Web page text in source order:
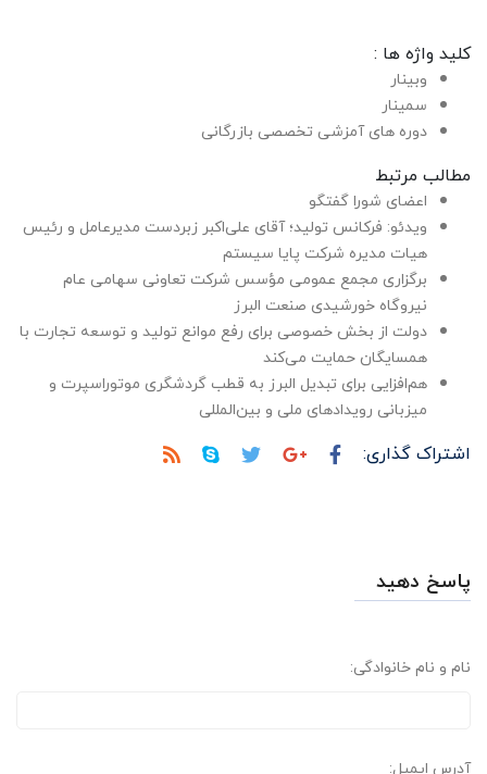
کلید واژه ها :
وبینار
سمینار
دوره های آمزشی تخصصی بازرگانی
مطالب مرتبط
اعضای شورا گفتگو
ویدئو: فرکانس تولید؛ آقای علی‌اکبر زبردست مدیرعامل و رئیس
هیات مدیره شرکت پایا سیستم
برگزاری مجمع عمومی مؤسس شرکت تعاونی سهامی عام
نیروگاه خورشیدی صنعت البرز
دولت از بخش خصوصی برای رفع موانع تولید و توسعه تجارت با
همسایگان حمایت می‌کند
هم‌افزایی برای تبدیل البرز به قطب گردشگری موتوراسپرت و
میزبانی رویدادهای ملی و بین‌المللی
اشتراک گذاری:
پاسخ دهید
نام و نام خانوادگی:
آدرس ایمیل: